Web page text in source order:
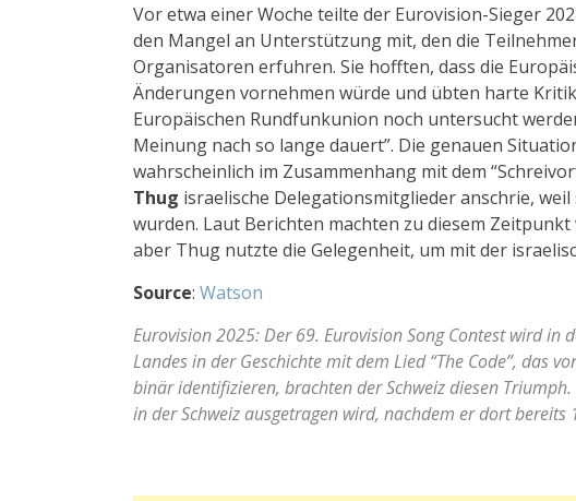
Vor etwa einer Woche teilte der Eurovision-Sieger
den Mangel an Unterstützung mit, den die
Organisatoren erfuhren. Sie hofften, dass die
Änderungen vornehmen würde und übten harte
Europäischen Rundfunkunion noch untersucht
Meinung nach so lange dauert”. Die genauen
wahrscheinlich im Zusammenhang mit dem
Thug israelische Delegationsmitglieder anschrie,
wurden. Laut Berichten machten zu diesem
aber Thug nutzte die Gelegenheit, um mit der
Source: Watson
Eurovision 2025: Der 69. Eurovision Song Contest wird in
Landes in der Geschichte mit dem Lied “The Code”, das
binär identifizieren, brachten der Schweiz diesen
in der Schweiz ausgetragen wird, nachdem er dort